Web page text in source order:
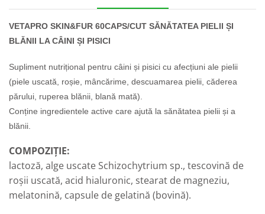
VETAPRO SKIN&FUR 60CAPS/CUT SĂNĂTATEA PIELII ȘI
BLĂNII LA CÂINI ȘI PISICI
Supliment nutrițional pentru câini și pisici cu afecțiuni ale pielii
(piele uscată, roșie, mâncărime, descuamarea pielii, căderea
părului, ruperea blănii, blană mată).
Conține ingredientele active care ajută la sănătatea pielii și a
blănii.
COMPOZIȚIE:
lactoză, alge uscate Schizochytrium sp., tescovină de
roșii uscată, acid hialuronic, stearat de magneziu,
melatonină, capsule de gelatină (bovină).